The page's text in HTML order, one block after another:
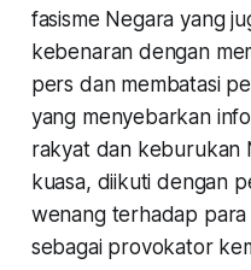
fasisme Negara yang
kebenaran dengan
pers dan membatasi
yang menyebarkan
rakyat dan keburukan
kuasa, diikuti dengan
wenang terhadap
sebagai provokator